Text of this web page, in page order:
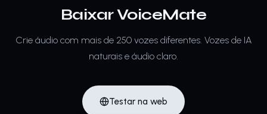
Baixar VoiceMate
Crie áudio com mais de 250 vozes diferentes. Vozes de IA
naturais e áudio claro.
Testar na web